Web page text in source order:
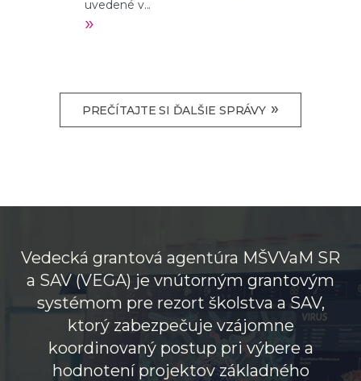
uvedené v...
»
PREČÍTAJTE SI ĎALŠIE SPRÁVY »
Vedecká grantová agentúra MŠVVaM SR
a SAV (VEGA) je vnútorným grantovým
systémom pre rezort školstva a SAV,
ktorý zabezpečuje vzájomne
koordinovaný postup pri výbere a
hodnotení projektov základného